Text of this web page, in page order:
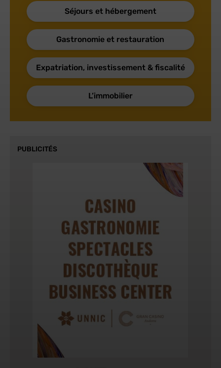
Séjours et hébergement
Gastronomie et restauration
Expatriation, investissement & fiscalité
L’immobilier
PUBLICITÉS